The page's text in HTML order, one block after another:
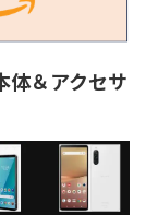
＆アクセサ